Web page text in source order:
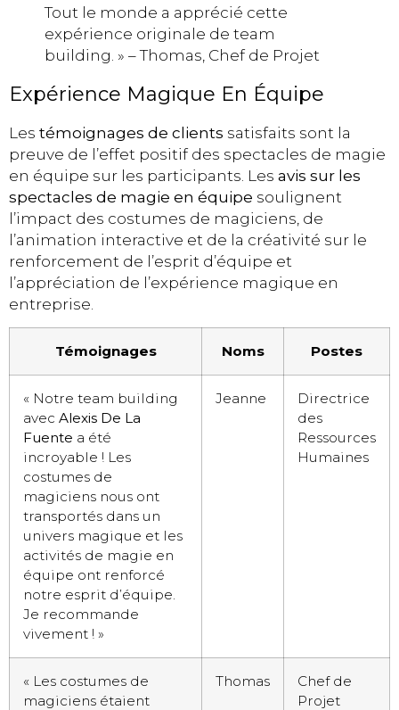
Tout le monde a apprécié cette
expérience originale de team
building. » – Thomas, Chef de Projet
Expérience Magique En Équipe
Les témoignages de clients satisfaits sont la
preuve de l’effet positif des spectacles de magie
en équipe sur les participants. Les avis sur les
spectacles de magie en équipe soulignent
l’impact des costumes de magiciens, de
l’animation interactive et de la créativité sur le
renforcement de l’esprit d’équipe et
l’appréciation de l’expérience magique en
entreprise.
Témoignages Noms Postes
« Notre team building
avec Alexis De La
Fuente a été
incroyable ! Les
costumes de
magiciens nous ont
transportés dans un
univers magique et les
activités de magie en
équipe ont renforcé
notre esprit d’équipe.
Je recommande
vivement ! »
Jeanne
Directrice
des
Ressources
Humaines
« Les costumes de
magiciens étaient
Thomas
Chef de
Projet